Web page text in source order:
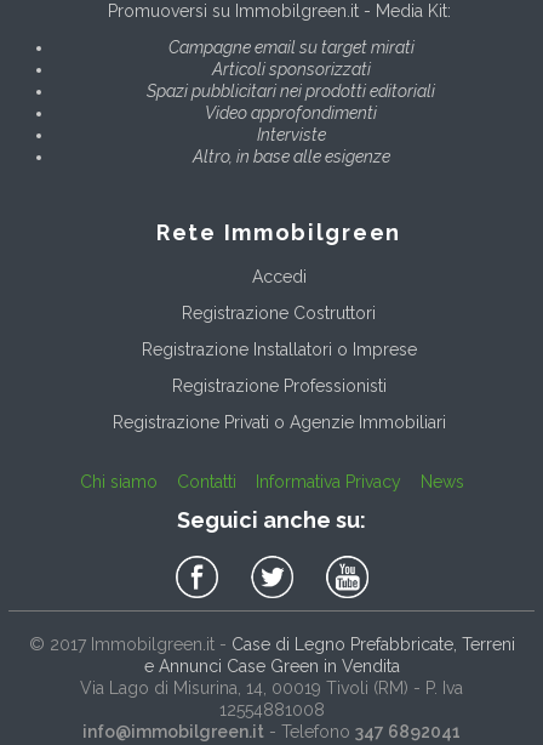
Promuoversi su Immobilgreen.it - Media Kit:
Campagne email su target mirati
Articoli sponsorizzati
Spazi pubblicitari nei prodotti editoriali
Video approfondimenti
Interviste
Altro, in base alle esigenze
Rete Immobilgreen
Accedi
Registrazione Costruttori
Registrazione Installatori o Imprese
Registrazione Professionisti
Registrazione Privati o Agenzie Immobiliari
Chi siamo Contatti Informativa Privacy News
Seguici anche su:
© 2017 Immobilgreen.it- Case di Legno Prefabbricate, Terreni
e Annunci Case Green in Vendita
Via Lago di Misurina, 14 , 00019 Tivoli (RM) - P. Iva
12554881008
info@immobilgreen.it - Telefono 347 6892041